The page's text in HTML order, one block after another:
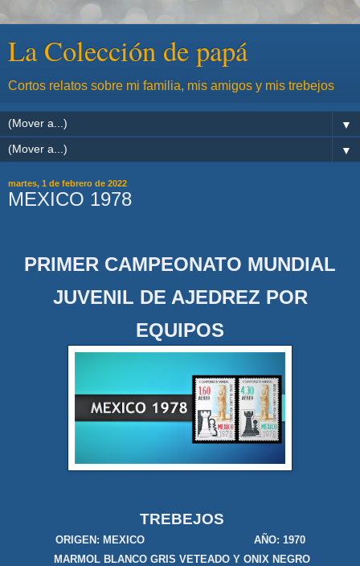
La Colección de papá
Cortos relatos sobre mi familia, mis amigos y mis trebejos
▼
▼
martes, 1 de febrero de 2022
MEXICO 1978
PRIMER CAMPEONATO MUNDIAL
JUVENIL DE AJEDREZ POR
EQUIPOS
TREBEJOS
ORIGEN: MEXICO AÑO: 1970
MARMOL BLANCO GRIS VETEADO Y ONIX NEGRO